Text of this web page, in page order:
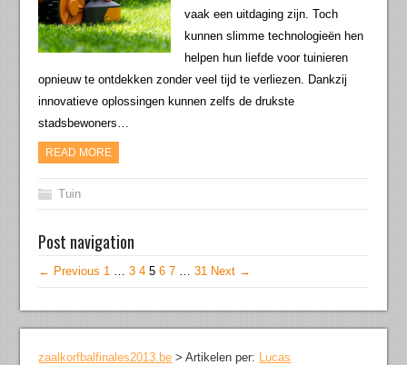
vaak een uitdaging zijn. Toch
kunnen slimme technologieën hen
helpen hun liefde voor tuinieren
opnieuw te ontdekken zonder veel tijd te verliezen. Dankzij
innovatieve oplossingen kunnen zelfs de drukste
stadsbewoners…
READ MORE
Tuin
Post navigation
← Previous 1 … 3 4 5 6 7 … 31 Next →
zaalkorfbalfinales2013.be >Artikelen per: Lucas